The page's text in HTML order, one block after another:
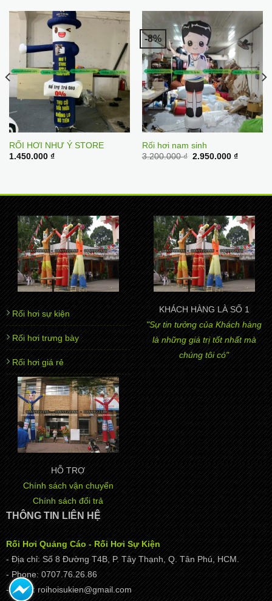
RỐI HƠI NHƯ Ý STORE
1.450.000 ₫
-8%
Rối hơi nam sinh
3.200.000₫ Original
2.950.000 ₫Current
Rối hơi sự kiện
Rối hơi trưng bày
Rối hơi giá rẻ
KHÁCH HÀNG LÀ SỐ 1
"Sự tin tưởng của Khách hàng
là những giá trị tốt nhất mà
chúng tôi có"
HỖ TRỢ
Chính sách vận chuyển
Chính sách đổi trả
THÔNG TIN LIÊN HỆ
Rối Hơi Quảng Cáo - Rối Hơi Sự Kiện
- Địa chỉ: Số 8 Đường T4B, P. Tây Thạnh, Q. Tân Phú, HCM.
- Phone: 0707.76.26.86
- Email: roihoisukien@gmail.com